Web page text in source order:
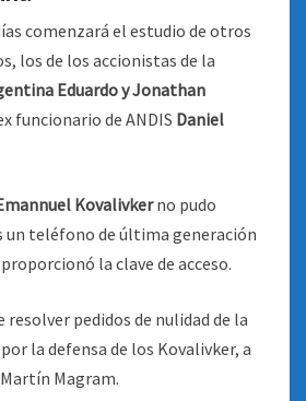
comenzará el estudio de otros
los de los accionistas de la
Eduardo y Jonathan
funcionario de ANDIS Daniel
Kovalivkerno pudo
un teléfono de última generación
la clave de acceso.
resolver pedidos de nulidad de la
la defensa de los Kovalivker, a
Magram.